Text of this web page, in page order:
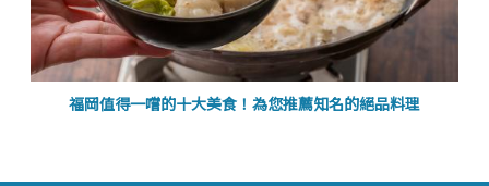
福岡值得一嚐的十大美食！為您推薦知名的絕品料理